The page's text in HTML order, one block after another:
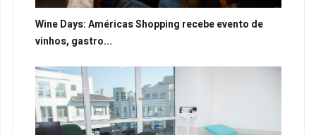
Wine Days: Américas Shopping recebe evento de
vinhos, gastro...